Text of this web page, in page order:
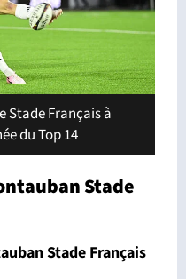
Stade Français à
du Top 14
Stade
Stade Français